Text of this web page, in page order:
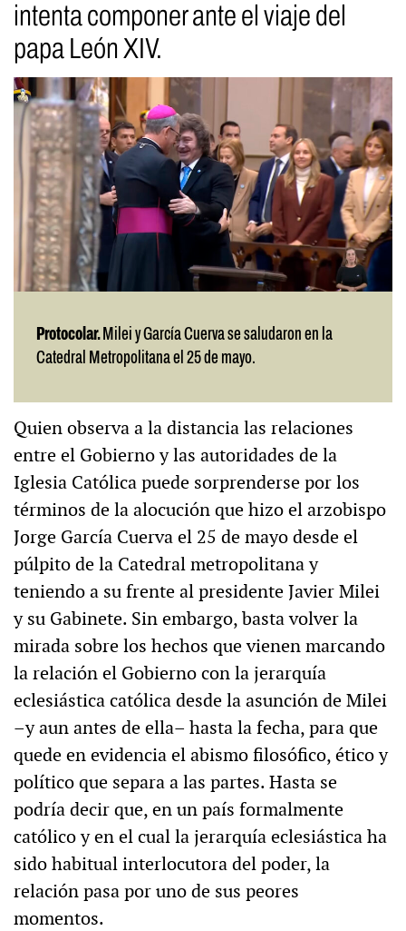
intenta componer ante el viaje del
papa León XIV.
Protocolar. Milei y García Cuerva se saludaron en la
Catedral Metropolitana el 25 de mayo.
Quien observa a la distancia las relaciones
entre el Gobierno y las autoridades de la
Iglesia Católica puede sorprenderse por los
términos de la alocución que hizo el arzobispo
Jorge García Cuerva el 25 de mayo desde el
púlpito de la Catedral metropolitana y
teniendo a su frente al presidente Javier Milei
y su Gabinete. Sin embargo, basta volver la
mirada sobre los hechos que vienen marcando
la relación el Gobierno con la jerarquía
eclesiástica católica desde la asunción de Milei
–y aun antes de ella– hasta la fecha, para que
quede en evidencia el abismo filosófico, ético y
político que separa a las partes. Hasta se
podría decir que, en un país formalmente
católico y en el cual la jerarquía eclesiástica ha
sido habitual interlocutora del poder, la
relación pasa por uno de sus peores
momentos.